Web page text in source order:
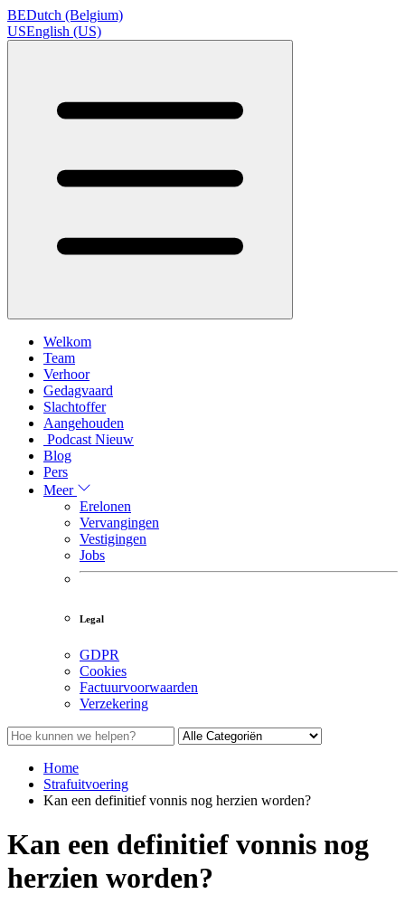
BEDutch (Belgium)
USEnglish (US)
Welkom
Team
Verhoor
Gedagvaard
Slachtoffer
Aangehouden
Podcast Nieuw
Blog
Pers
Meer
Erelonen
Vervangingen
Vestigingen
Jobs
Legal
GDPR
Cookies
Factuurvoorwaarden
Verzekering
Home
Strafuitvoering
Kan een definitief vonnis nog herzien worden?
Kan een definitief vonnis nog
herzien worden?